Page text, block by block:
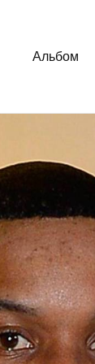
Альбом